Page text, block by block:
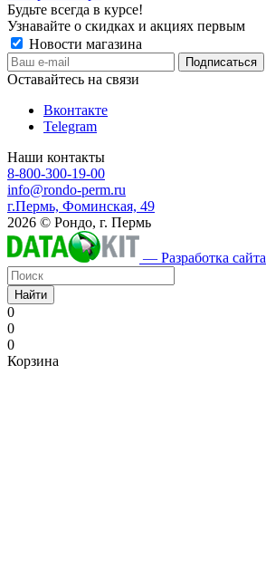
Будьте всегда в курсе!
Узнавайте о скидках и акциях первым
Новости магазина
Оставайтесь на связи
Вконтакте
Telegram
Наши контакты
8-800-300-19-00
info@rondo-perm.ru
г.Пермь, Фоминская, 49
2026 © Рондо, г. Пермь
— Разработка сайта
Найти
0
0
0
Корзина